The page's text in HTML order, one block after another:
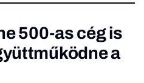
500-as cég is
a